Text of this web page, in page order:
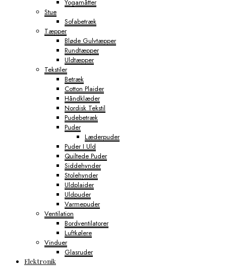
Yogamåtter
Stue
Sofabetræk
Tæpper
Bløde Gulvtæpper
Rundtæpper
Uldtæpper
Tekstiler
Betræk
Cotton Plaider
Håndklæder
Nordisk Tekstil
Pudebetræk
Puder
Læderpuder
Puder I Uld
Quiltede Puder
Siddehynder
Stolehynder
Uldplaider
Uldpuder
Varmepuder
Ventilation
Bordventilatorer
Luftkølere
Vinduer
Glasruder
Elektronik